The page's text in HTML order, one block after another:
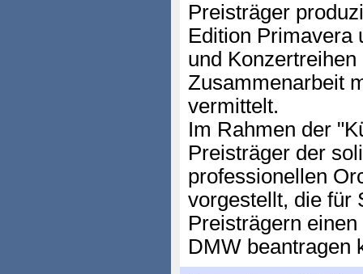
Preisträger
Edition Primavera
und
Zusammenarbeit
vermittelt.
Im Rahmen der
Preisträger der
professionellen
vorgestellt, die für
Preisträgern
DMW beantragen